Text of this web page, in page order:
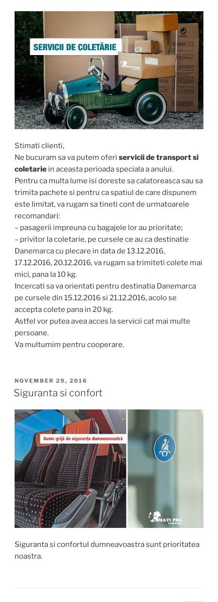
Stimati clienti,
Ne bucuram sa va putem oferi servicii de transport si
coletarie in aceasta perioada speciala a anului.
Pentru ca multa lume isi doreste sa calatoreasca sau sa
trimita pachete si pentru ca spatiul de care dispunem
este limitat, va rugam sa tineti cont de urmatoarele
recomandari:
– pasagerii impreuna cu bagajele lor au prioritate;
– privitor la coletarie, pe cursele ce au ca destinatie
Danemarca cu plecare in data de 13.12.2016,
17.12.2016, 20.12.2016, va rugam sa trimiteti colete mai
mici, pana la 10 kg.
Incercati sa va orientati pentru destinatia Danemarca
pe cursele din 15.12.2016 si 21.12.2016, acolo se
accepta colete pana in 20 kg.
Astfel vor putea avea acces la servicii cat mai multe
persoane.
Va multumim pentru cooperare.
POSTED
ON
NOVEMBER 29, 2016
Siguranta si confort
Siguranta si confortul dumneavoastra sunt prioritatea
noastra.